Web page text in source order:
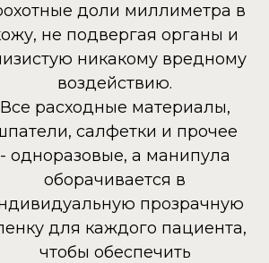
доли миллиметра в
не подвергая органы и
никакому вредному
воздействию.
Все расходные материалы,
салфетки и прочее
- одноразовые, а манипула
оборачивается в
прозрачную
для каждого пациента,
чтобы обеспечить